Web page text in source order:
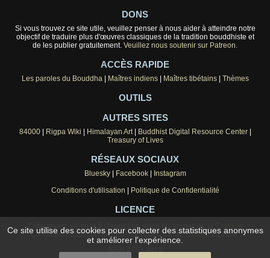
DONS
Si vous trouvez ce site utile, veuillez penser à nous aider à atteindre notre
objectif de traduire plus d'œuvres classiques de la tradition bouddhiste et
de les publier gratuitement. Veuillez nous soutenir sur Patreon.
ACCÈS RAPIDE
Les paroles du Bouddha| Maîtres indiens| Maîtres tibétains| Thèmes
OUTILS
AUTRES SITES
84000| Rigpa Wiki Himalayan Art| Buddhist Digital Resource Center|
Treasury of Lives
RÉSEAUX SOCIAUX
Bluesky| Facebook|
Instagram
Conditions d'utilisation
Politique de Confidentialité
LICENCE
Cette œuvre est mise à disposition selon les termes de la
Commons Attribution-NonCommercial 4.0 International License.
ISSN 2753-4812
Ce site utilise des cookies pour collecter des statistiques anonymes
et améliorer l'expérience.